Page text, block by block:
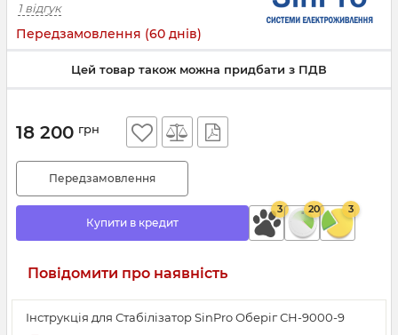
1 відгук
Передзамовлення (60 днів)
Цей товар також можна придбати з ПДВ
Інструкція для Стабілізатор SinPro Оберіг СН-9000-9
18 200 грн
Передзамовлення
Купити в кредит
3 20 3
Повідомити про наявність